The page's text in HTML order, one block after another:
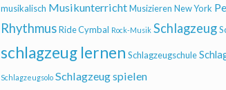
musikalisch MusikunterrichtMusizieren New York
RhythmusRide Cymbal Rock-Musik Schlagzeug
schlagzeug lernen Schlagzeugschule
Schlagzeugsolo Schlagzeug spielen